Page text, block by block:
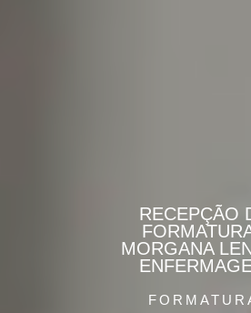
RECEPÇÃO
MORGANA